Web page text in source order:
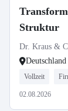
Struktur
Dr. Kraus &
Deutschland
Vollzeit
02.08.2026